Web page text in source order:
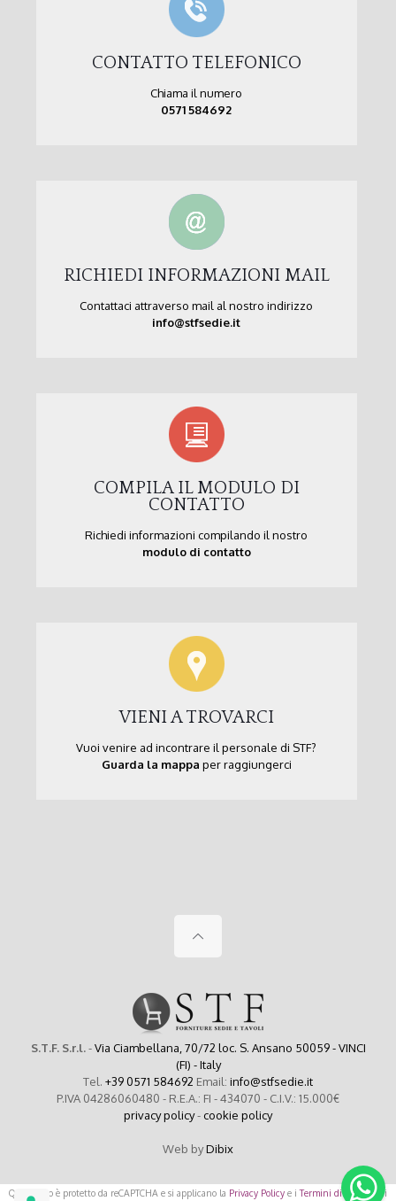
CONTATTO TELEFONICO
Chiama il numero
0571 584692
RICHIEDI INFORMAZIONI MAIL
Contattaci attraverso mail al nostro indirizzo
info@stfsedie.it
COMPILA IL MODULO DI
CONTATTO
Richiedi informazioni compilando il nostro
modulo di contatto
VIENI A TROVARCI
Vuoi venire ad incontrare il personale di STF?
Guarda la mappa per raggiungerci
S.T.F. S.r.l.-Via Ciambellana, 70/72 loc. S. Ansano 50059 - VINCI
(FI) - Italy
Tel. +39 0571 584692 Email: info@stfsedie.it
P.IVA 04286060480 - R.E.A.: FI - 434070 - C.I.V.: 15.000€
privacy policy- cookie policy
Web byDibix
Questo sito è protetto da reCAPTCHA e si applicano la Privacy Policy e iTermini di Serviziodi